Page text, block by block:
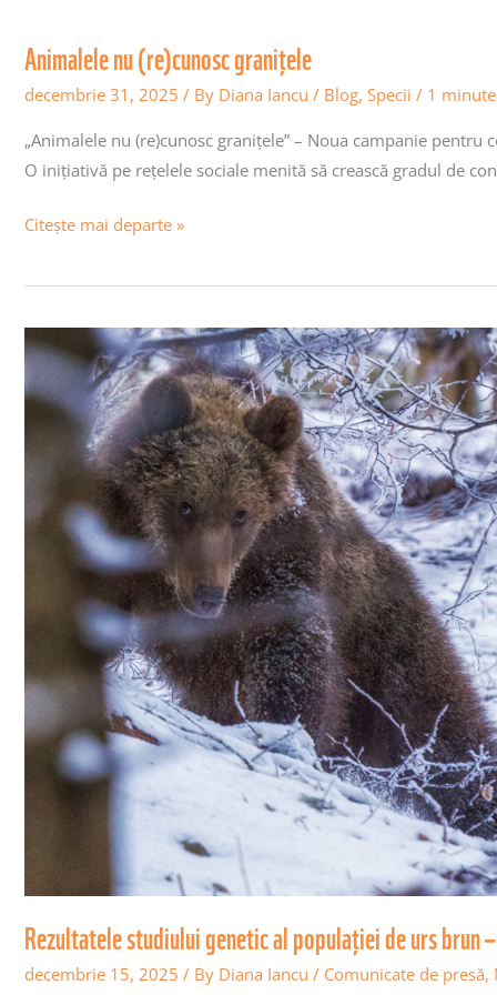
Animalele nu (re)cunosc granițele
decembrie 31, 2025 / By Diana Iancu / Blog, Specii / 1
„Animalele nu (re)cunosc granițele” – Noua campanie pentru
O inițiativă pe rețelele sociale menită să crească gradul de
Citește mai departe »
Rezultatele studiului genetic al populației de urs
decembrie 15, 2025 / By Diana Iancu / Comunicate de presă,
Rezultatele studiului genetic
al populației de urs brun –
despre
nevoia
de
transparență
și rigoare științifică